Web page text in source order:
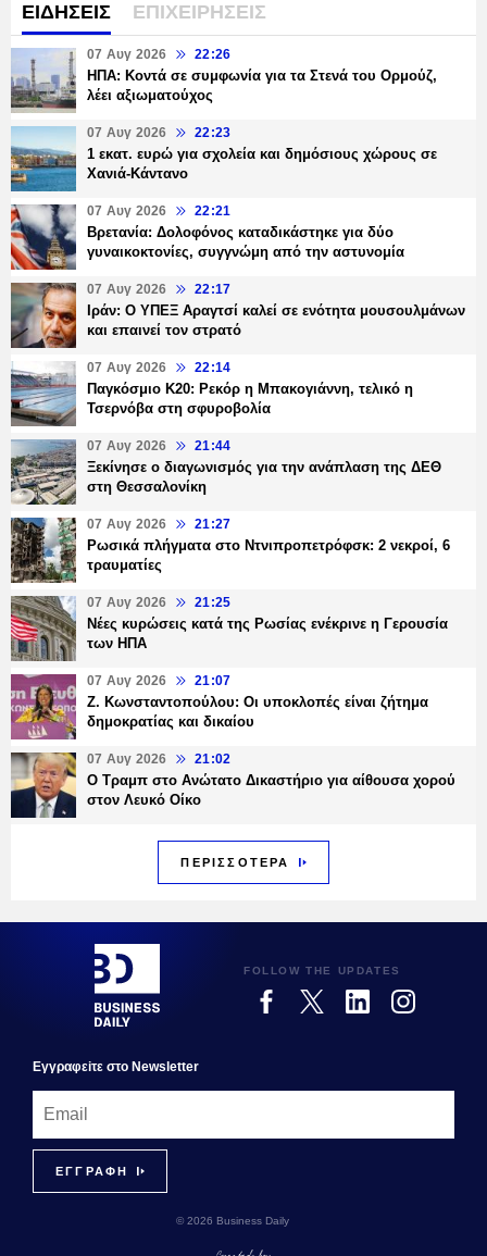
ΕΙΔΗΣΕΙΣ ΕΠΙΧΕΙΡΗΣΕΙΣ
07 Αυγ 2026 22:26
ΗΠΑ: Κοντά σε συμφωνία για τα Στενά του Ορμούζ,
λέει αξιωματούχος
07 Αυγ 2026 22:23
1 εκατ. ευρώ για σχολεία και δημόσιους χώρους σε
Χανιά-Κάντανο
07 Αυγ 2026 22:21
Βρετανία: Δολοφόνος καταδικάστηκε για δύο
γυναικοκτονίες, συγγνώμη από την αστυνομία
07 Αυγ 2026 22:17
Ιράν: Ο ΥΠΕΞ Αραγτσί καλεί σε ενότητα μουσουλμάνων
και επαινεί τον στρατό
07 Αυγ 2026 22:14
Παγκόσμιο Κ20: Ρεκόρ η Μπακογιάννη, τελικό η
Τσερνόβα στη σφυροβολία
07 Αυγ 2026 21:44
Ξεκίνησε ο διαγωνισμός για την ανάπλαση της ΔΕΘ
στη Θεσσαλονίκη
07 Αυγ 2026 21:27
Ρωσικά πλήγματα στο Ντνιπροπετρόφσκ: 2 νεκροί, 6
τραυματίες
07 Αυγ 2026 21:25
Νέες κυρώσεις κατά της Ρωσίας ενέκρινε η Γερουσία
των ΗΠΑ
07 Αυγ 2026 21:07
Ζ. Κωνσταντοπούλου: Οι υποκλοπές είναι ζήτημα
δημοκρατίας και δικαίου
07 Αυγ 2026 21:02
Ο Τραμπ στο Ανώτατο Δικαστήριο για αίθουσα χορού
στον Λευκό Οίκο
ΠΕΡΙΣΣΟΤΕΡΑ
FOLLOW THE UPDATES
Εγγραφεiτε στο Newsletter
© 2026 Business Daily